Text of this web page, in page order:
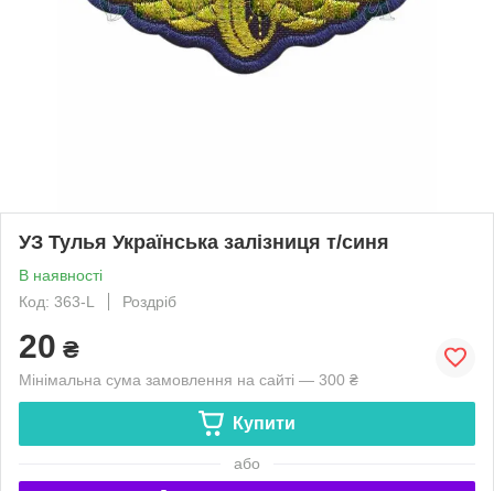
УЗ Тулья Українська залізниця т/синя
В наявності
Код: 363-L
Роздріб
20 ₴
Мінімальна сума замовлення на сайті — 300 ₴
Купити
або